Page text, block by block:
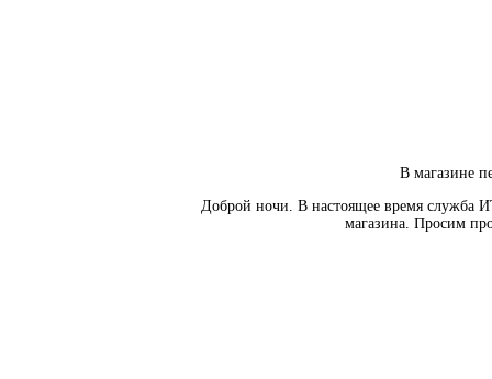
В магазине
Доброй ночи. В настоящее время служба
магазина. Просим